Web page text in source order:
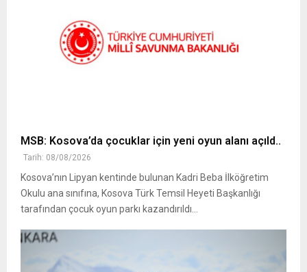
MSB: Kosova’da çocuklar için yeni oyun alanı açıld..
Tarih: 08/08/2026
Kosova’nın Lipyan kentinde bulunan Kadri Beba İlköğretim
Okulu ana sınıfına, Kosova Türk Temsil Heyeti Başkanlığı
tarafından çocuk oyun parkı kazandırıldı...